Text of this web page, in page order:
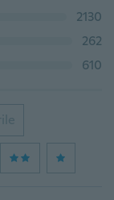
2130
262
610